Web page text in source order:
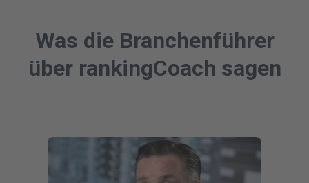
Was die Branchenführer
über rankingCoach sagen